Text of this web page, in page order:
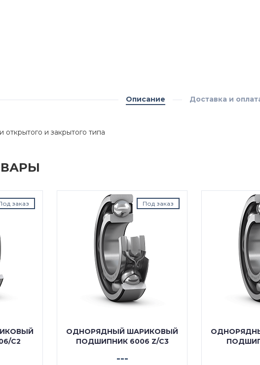
Описание Доставка и
и закрытого типа
заказ
C2
Под заказ
ОДНОРЯДНЫЙ ШАРИКОВЫЙ
ПОДШИПНИК 6006 Z/C3
---